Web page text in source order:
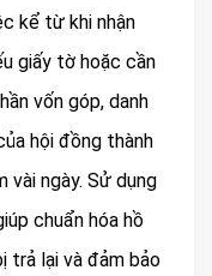
kể từ khi nhận
giấy tờ hoặc cần
vốn góp, danh
hội đồng thành
vài ngày. Sử dụng
chuẩn hóa hồ
trả lại và đảm bảo